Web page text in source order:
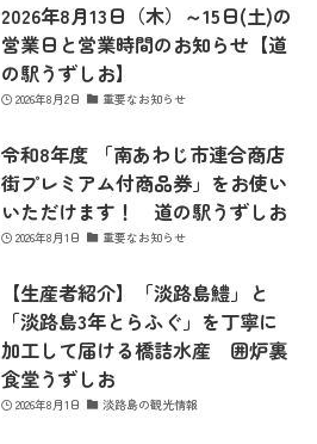
2026年8月13日（木）～15日(土)の
営業日と営業時間のお知らせ【道
の駅うずしお】
2026年8月2日 重要なお知らせ
令和8年度 「南あわじ市連合商店
街プレミアム付商品券」をお使い
いただけます！ 道の駅うずしお
2026年8月1日 重要なお知らせ
【生産者紹介】「淡路島鱧」と
「淡路島3年とらふぐ」を丁寧に
加工して届ける橋詰水産 囲炉裏
食堂うずしお
2026年8月1日 淡路島の観光情報